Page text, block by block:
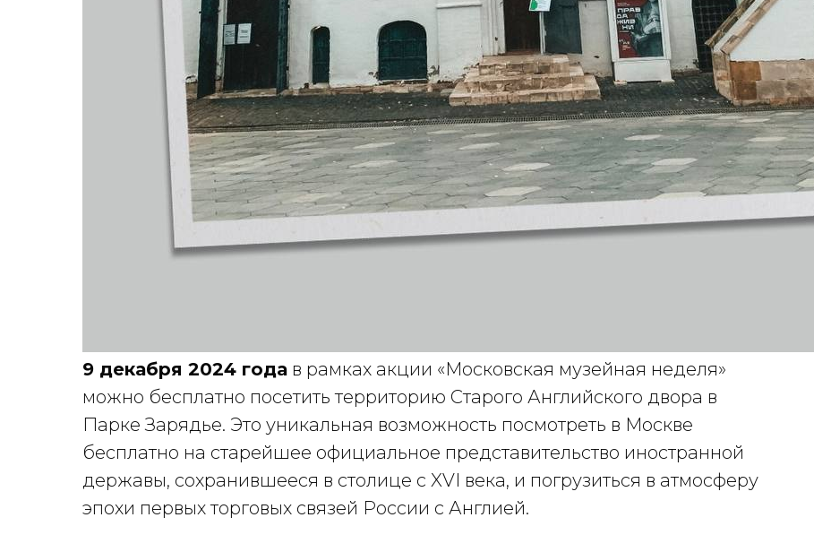
9 декабря 2024 года в рамках акции «Московская музейная неделя»
можно бесплатно посетить территорию Старого Английского двора в
Парке Зарядье. Это уникальная возможность посмотреть в Москве
бесплатно на старейшее официальное представительство иностранной
державы, сохранившееся в столице с XVI века, и погрузиться в атмосферу
эпохи первых торговых связей России с Англией.